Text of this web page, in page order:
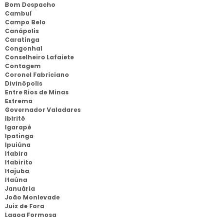
Bom Despacho
Cambuí
Campo Belo
Canápolis
Caratinga
Congonhal
Conselheiro Lafaiete
Contagem
Coronel Fabriciano
Divinópolis
Entre Rios de Minas
Extrema
Governador Valadares
Ibirité
Igarapé
Ipatinga
Ipuiúna
Itabira
Itabirito
Itajuba
Itaúna
Januária
João Monlevade
Juiz de Fora
Lagoa Formosa